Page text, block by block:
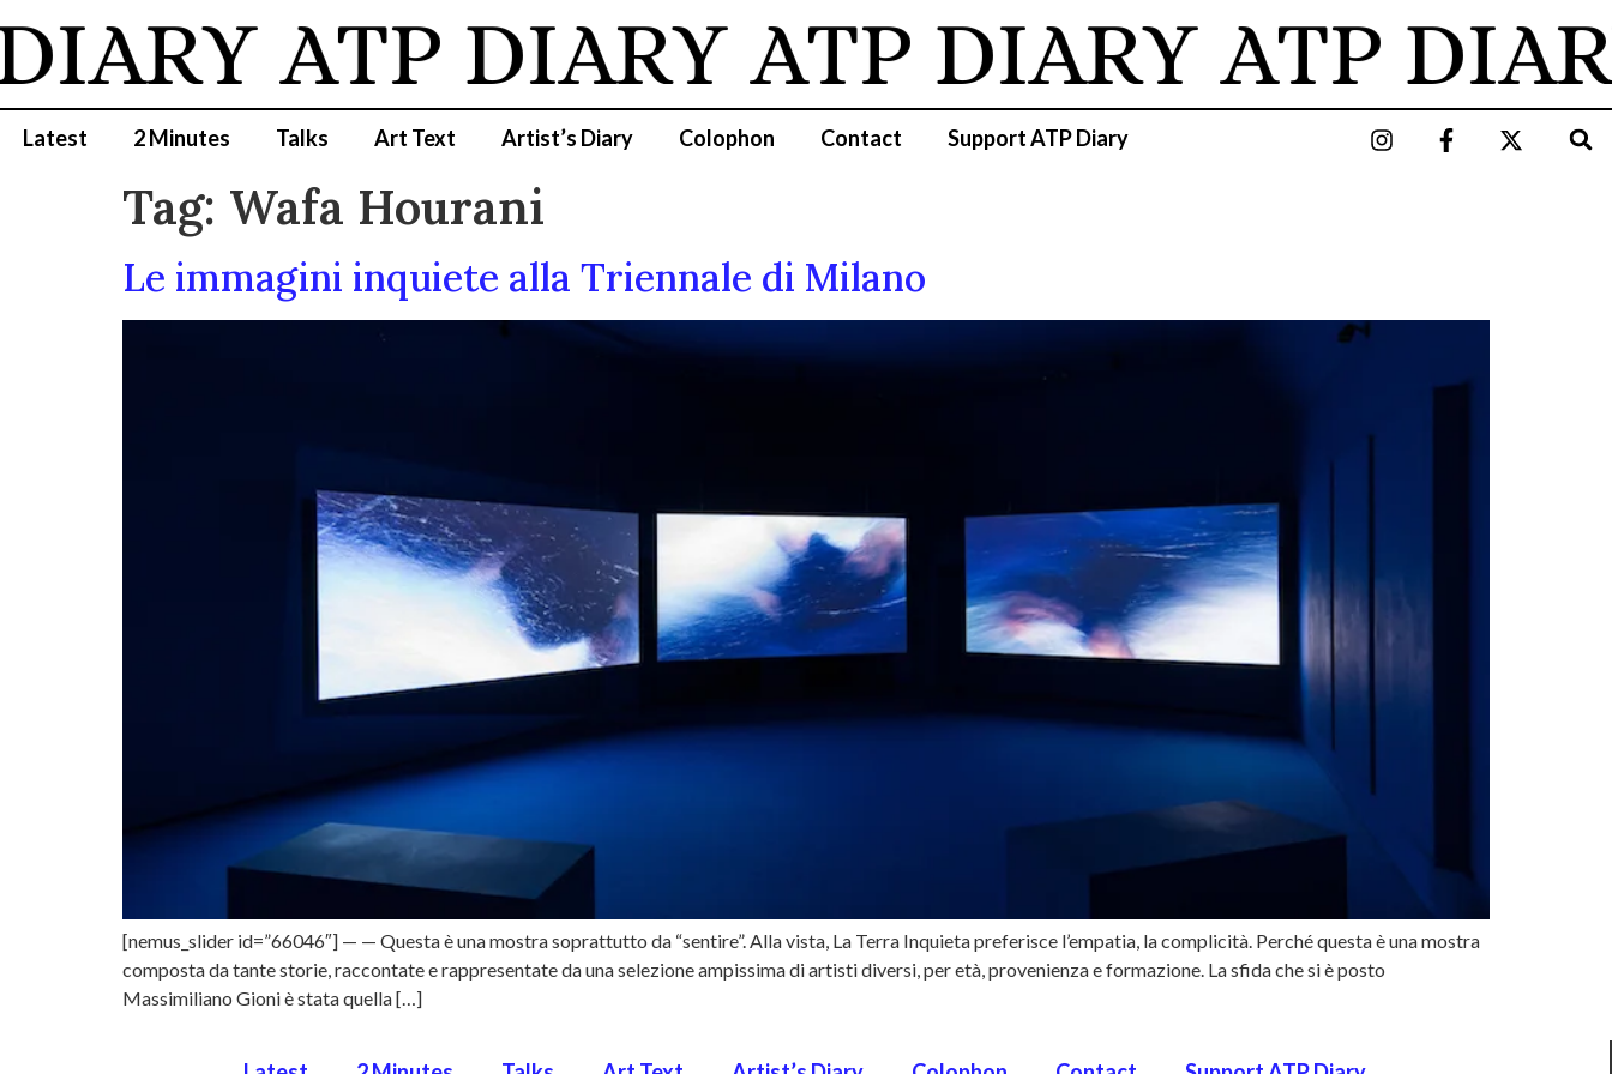
ATP DIARY ATP DIARY ATP
Latest 2 Minutes Talks Art Text Artist’s Diary Colophon Contact Support ATP Diary
Tag: Wafa Hourani
Le immagini inquiete alla Triennale di Milano
[nemus_slider id=”66046″] — — Questa è una mostra soprattutto da “sentire”. Alla vista, La Terra Inquieta preferisce l’empatia, la complicità. Perché questa è una mostra
composta da tante storie, raccontate e rappresentate da una selezione ampissima di artisti diversi, per età, provenienza e formazione. La sfida che si è posto
Massimiliano Gioni è stata quella […]